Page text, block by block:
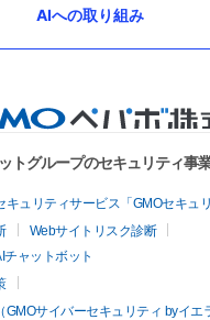
AIへの取り組み
トグループのセキュリティ事
ュリティサービス「GMOセキュリ
Webサイトリスク診断
ャットボット
サイバーセキュリティ byイエ